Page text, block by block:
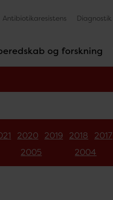
og forskning
Antibiotikaresistens Diagnostik
2020 2019 2018 2017
2005 2004